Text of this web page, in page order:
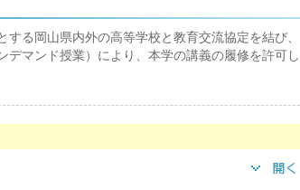
る岡山県内外の高等学校と教育交流協定を結び、
デマンド授業）により、本学の講義の履修を許可し